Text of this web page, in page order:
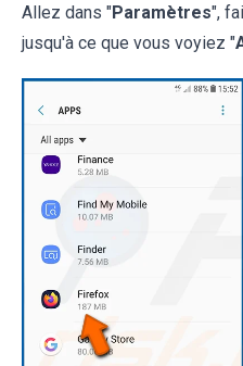
Allez dans "Paramètres",
jusqu'à ce que vous voyiez "